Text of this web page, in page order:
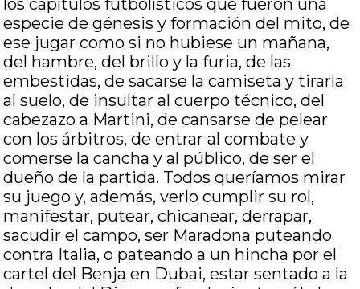
los capítulos futbolísticos que fueron una
especie de génesis y formación del mito, de
ese jugar como si no hubiese un mañana,
del hambre, del brillo y la furia, de las
embestidas, de sacarse la camiseta y tirarla
al suelo, de insultar al cuerpo técnico, del
cabezazo a Martini, de cansarse de pelear
con los árbitros, de entrar al combate y
comerse la cancha y al público, de ser el
dueño de la partida. Todos queríamos mirar
su juego y, además, verlo cumplir su rol,
manifestar, putear, chicanear, derrapar,
sacudir el campo, ser Maradona puteando
contra Italia, o pateando a un hincha por el
cartel del Benja en Dubai, estar sentado a la